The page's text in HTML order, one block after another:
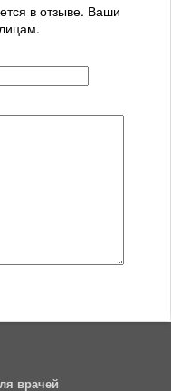
в отзыве. Ваши
врачей